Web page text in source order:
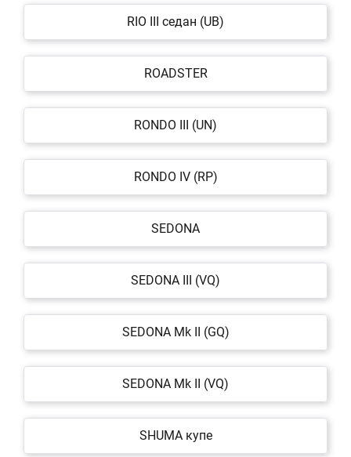
RIO III седан (UB)
ROADSTER
RONDO III (UN)
RONDO IV (RP)
SEDONA
SEDONA III (VQ)
SEDONA Mk II (GQ)
SEDONA Mk II (VQ)
SHUMA купе